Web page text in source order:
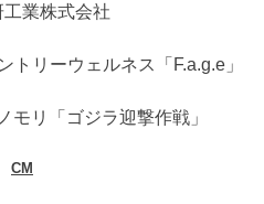
業株式会社
トリーウェルネス「F.a.g.e」
モリ「ゴジラ迎撃作戦」
CM